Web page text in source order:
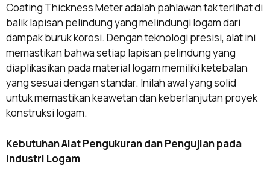
Coating Thickness Meter adalah pahlawan tak terlihat di
balik lapisan pelindung yang melindungi logam dari
dampak buruk korosi. Dengan teknologi presisi, alat ini
memastikan bahwa setiap lapisan pelindung yang
diaplikasikan pada material logam memiliki ketebalan
yang sesuai dengan standar. Inilah awal yang solid
untuk memastikan keawetan dan keberlanjutan proyek
konstruksi logam.
Kebutuhan Alat Pengukuran dan Pengujian pada
Industri Logam